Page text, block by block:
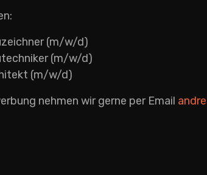
(m/w/d)
(m/w/d)
(m/w/d)
nehmen wir gerne per Email